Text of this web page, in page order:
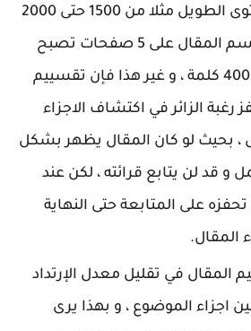
الطريقة على المحتوى الطويل مثلا من 1500 حتى 2000
كلمة ، هكذا لما نقسم المقال على 5 صفحات تصبح
لدينا كل صفحة ب 400 كلمة ، و غير هذا فإن تقسييم
رغبة الزائر في اكتشاف الاجزاء
، بحيث لو كان المقال يظهر بشكل
قد لن يتابع قرائته ، لكن عند
على المتابعة حتى النهاية
المقال.
المقال في تقليل معدل الإرتداد
اجزاء الموضوع ، و بهذا يرى